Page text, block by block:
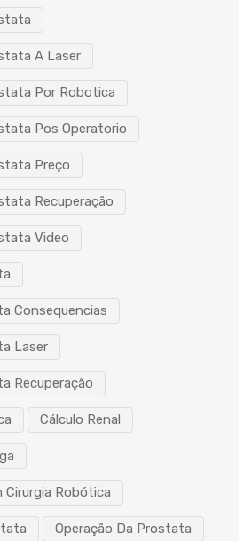
A Laser
Por Robotica
Pos Operatorio
Preço
Recuperação
Video
Consequencias
Laser
Recuperação
Cálculo Renal
Cirurgia Robótica
Operação Da Prostata